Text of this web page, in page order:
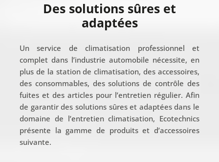
Des solutions sûres et
adaptées
Un service de climatisation professionnel et
complet dans l’industrie automobile nécessite, en
plus de la station de climatisation, des accessoires,
des consommables, des solutions de contrôle des
fuites et des articles pour l’entretien régulier. Afin
de garantir des solutions sûres et adaptées dans le
domaine de l’entretien climatisation, Ecotechnics
présente la gamme de produits et d’accessoires
suivante.